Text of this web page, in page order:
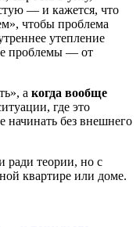
— и кажется, что
чтобы проблема
утепление
проблемы — от
а когда вообще
где это
начинать без внешнего
ради теории, но с
квартире или доме.